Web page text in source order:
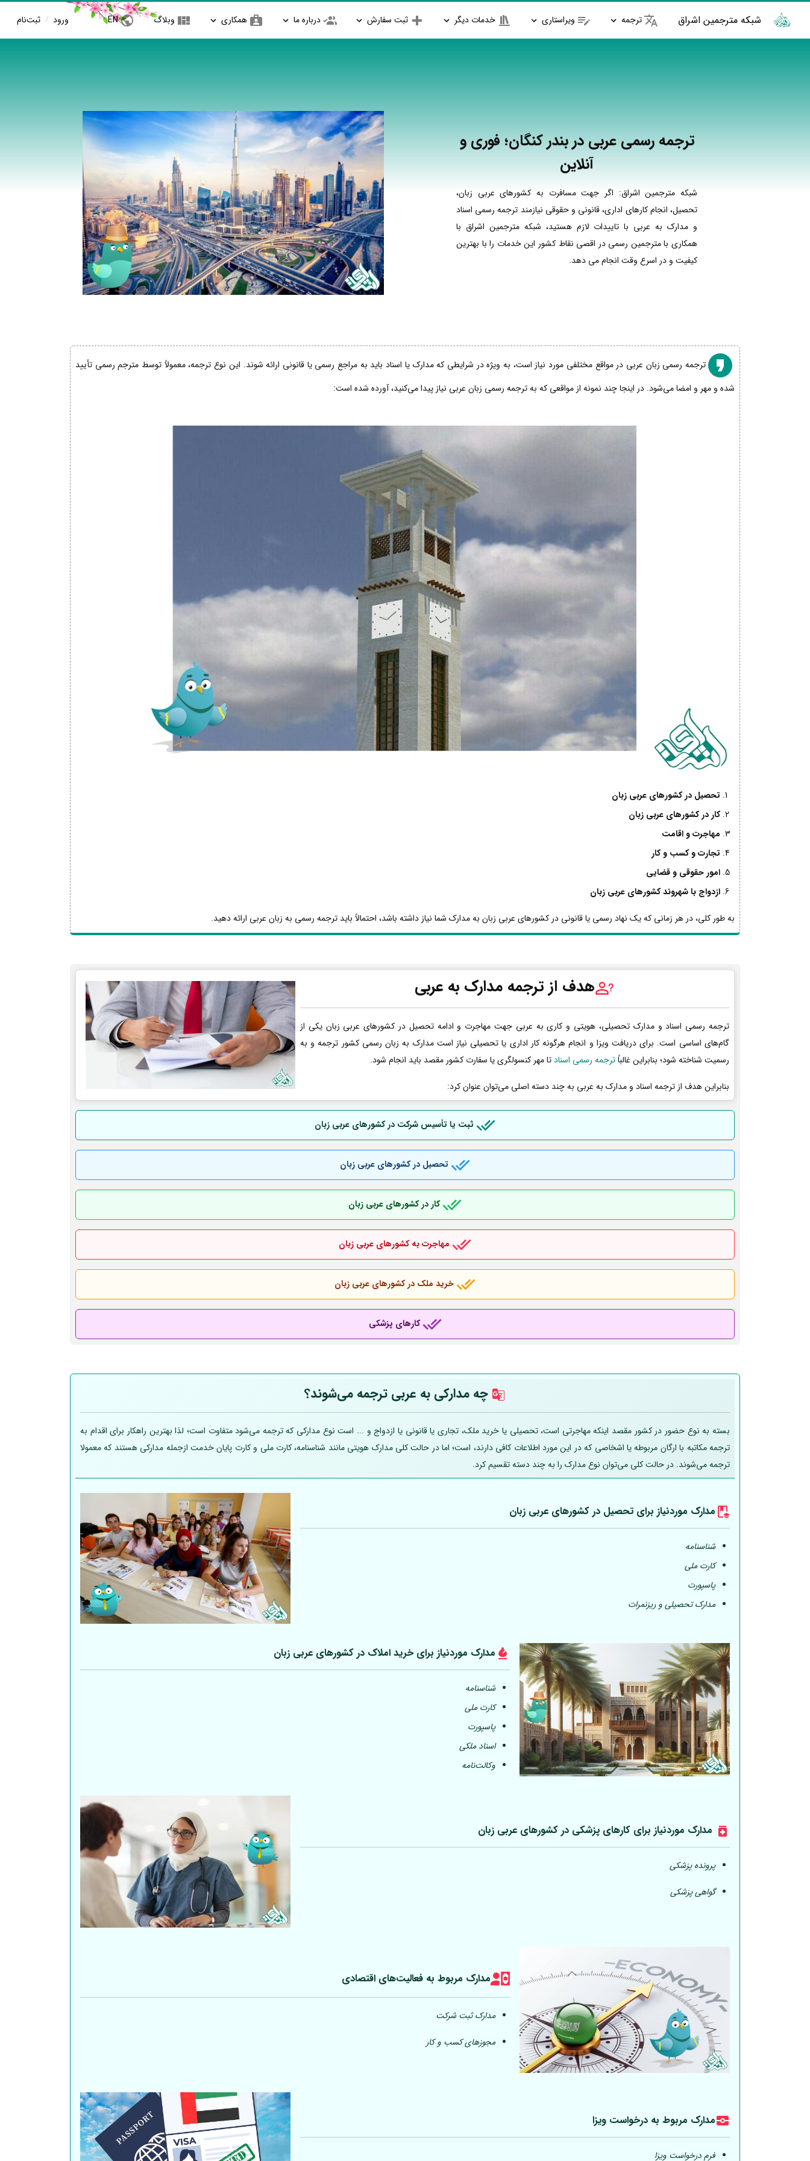
شبکه مترجمین اشراق ترجمه ویراستاری خدمات دیگر ثبت سفارش درباره ما همکاری وبلاگ EN ورود / ثبت‌نام
ترجمه رسمی عربی در بندر کنگان؛ فوری و
آنلاین
شبکه مترجمین اشراق: اگر جهت مسافرت به کشورهای عربی زبان،
تحصیل، انجام کارهای اداری، قانونی و حقوقی نیازمند ترجمه رسمی اسناد
و مدارک به عربی با تاییدات لازم هستید، شبکه مترجمین اشراق با
همکاری با مترجمین رسمی در اقصی نقاط کشور این خدمات را با بهترین
کیفیت و در اسرع وقت انجام می دهد.
ترجمه رسمی زبان عربی در مواقع مختلفی مورد نیاز است، به ویژه در شرایطی که مدارک یا اسناد باید به مراجع رسمی یا قانونی ارائه شوند. این نوع ترجمه، معمولاً توسط مترجم رسمی تأیید
شده و مهر و امضا می‌شود. در اینجا چند نمونه از مواقعی که به ترجمه رسمی زبان عربی نیاز پیدا می‌کنید، آورده شده است:
تحصیل در کشورهای عربی زبان
کار در کشورهای عربی زبان
مهاجرت و اقامت
تجارت و کسب و کار
امور حقوقی و قضایی
ازدواج با شهروند کشورهای عربی زبان
به طور کلی، در هر زمانی که یک نهاد رسمی یا قانونی در کشورهای عربی زبان به مدارک شما نیاز داشته باشد، احتمالاً باید ترجمه رسمی به زبان عربی ارائه دهید.
هدف از ترجمه مدارک به عربی
ترجمه رسمی اسناد و مدارک تحصیلی، هویتی و کاری به عربی جهت مهاجرت و ادامه تحصیل در کشورهای عربی زبان یکی از
گام‌های اساسی است. برای دریافت ویزا و انجام هرگونه کار اداری یا تحصیلی نیاز است مدارک به زبان رسمی کشور ترجمه و به
رسمیت شناخته شود؛ بنابراین غالباًترجمه رسمی اسنادتا مهر کنسولگری یا سفارت کشور مقصد باید انجام شود.
بنابراین هدف از ترجمه اسناد و مدارک به عربی به چند دسته اصلی می‌توان عنوان کرد:
ثبت یا تأسیس شرکت در کشورهای عربی زبان
تحصیل در کشورهای عربی زبان
کار در کشورهای عربی زبان
مهاجرت به کشورهای عربی زبان
خرید ملک در کشورهای عربی زبان
کارهای پزشکی
چه مدارکی به عربی ترجمه می‌شوند؟
بسته به نوع حضور در کشور مقصد اینکه مهاجرتی است، تحصیلی یا خرید ملک، تجاری یا قانونی یا ازدواج و ... است نوع مدارکی که ترجمه می‌شود متفاوت است؛ لذا بهترین راهکار برای اقدام به
ترجمه مکاتبه با ارگان مربوطه یا اشخاصی که در این مورد اطلاعات کافی دارند، است؛ اما در حالت کلی مدارک هویتی مانند شناسنامه، کارت ملی و کارت پایان خدمت ازجمله مدارکی هستند که معمولا
ترجمه می‌شوند. در حالت کلی می‌توان نوع مدارک را به چند دسته تقسیم کرد.
مدارک موردنیاز برای تحصیل در کشورهای عربی زبان
شناسنامه
کارت ملی
پاسپورت
مدارک تحصیلی و ریزنمرات
مدارک موردنیاز برای خرید املاک در کشورهای عربی زبان
شناسنامه
کارت ملی
پاسپورت
اسناد ملکی
وکالت‌نامه
مدارک موردنیاز برای کارهای پزشکی در کشورهای عربی زبان
پرونده پزشکی
گواهی پزشکی
مدارک مربوط به فعالیت‎‌های اقتصادی
مدارک ثبت شرکت
مجوزهای کسب و کار
مدارک مربوط به درخواست ویزا
فرم درخواست ویزا